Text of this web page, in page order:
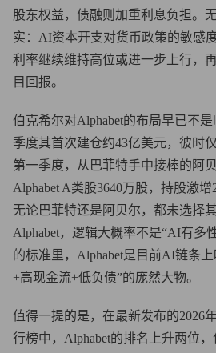
股东权益，债融则加重利息负担。
实：AI资本开支对货币政策的敏感
利率继续维持高位或进一步上行，
目回报。
伯克希尔对Alphabet的布局早已不
季度其首次建仓约43亿美元，彼时
第一季度，从巴菲特手中接棒的阿
Alphabet A类股3640万股，持股激增
无论巴菲特还是阿贝尔，都未选择
Alphabet，逻辑大概率不是“AI有多
的标准里，Alphabet是目前AI链条
+高现金流+低负债”的庞然大物。
值得一提的是，在最新发布的2026
行榜中，Alphabet的排名上升两位